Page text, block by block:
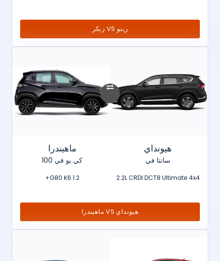
رينو VS زيكر
هيونداي
سانتا في
2.2L CRDI DCT8 Ultimate 4x4
ماهيندرا
كي يو في 100
1.2 G80 K6+
هيونداي VS ماهيندرا